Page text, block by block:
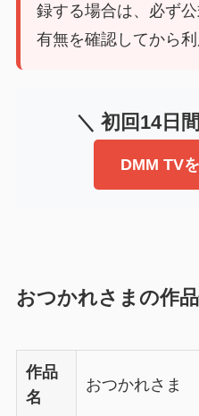
録する場合は、必ず
有無を確認してから利
＼ 初回14日
DMM TV
おつかれさまの作
作品
名
おつかれさま